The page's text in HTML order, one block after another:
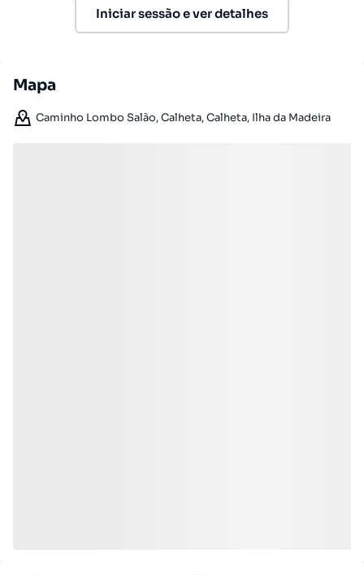
Iniciar sessão e ver detalhes
Mapa
Caminho Lombo Salão, Calheta, Calheta, Ilha da Madeira